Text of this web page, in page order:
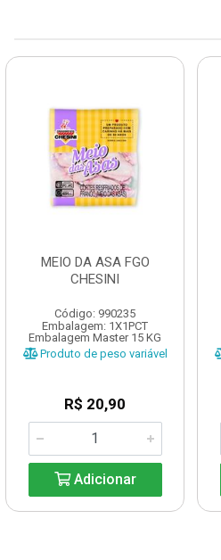
MEIO DA ASA FGO
CHESINI
Código: 990235
Embalagem: 1X1PCT
Embalagem Master 15 KG
Produto de peso variável
R$ 20,90
Adicionar